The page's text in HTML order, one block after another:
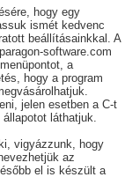
hogy egy
ismét kedvenc
beállításainkkal. A
software.com
a
hogy a program
jelen esetben a C-t
láthatjuk.
vigyázzunk, hogy
az
el is készült a